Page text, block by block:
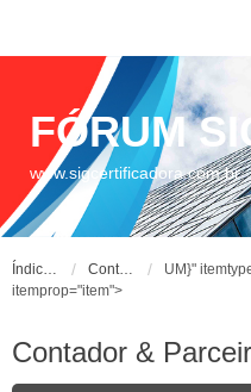
FÓRUM
www.sigcertificadora.com.br
Índice do fórum Contador & Parceiros
UM}"
itemprop="item">
Contador &